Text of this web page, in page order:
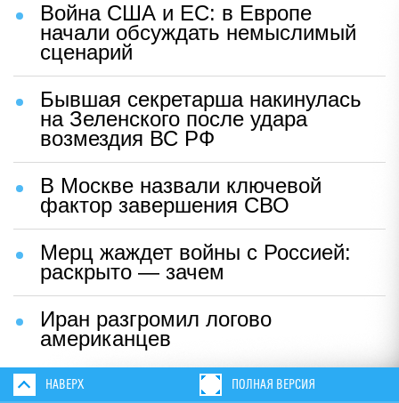
Война США и ЕС: в Европе
начали обсуждать немыслимый
сценарий
Бывшая секретарша накинулась
на Зеленского после удара
возмездия ВС РФ
В Москве назвали ключевой
фактор завершения СВО
Мерц жаждет войны с Россией:
раскрыто — зачем
Иран разгромил логово
американцев
НАВЕРХ ПОЛНАЯ ВЕРСИЯ